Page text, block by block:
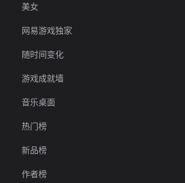
美女
网易游戏独家
随时间变化
游戏成就墙
音乐桌面
热门榜
新品榜
作者榜